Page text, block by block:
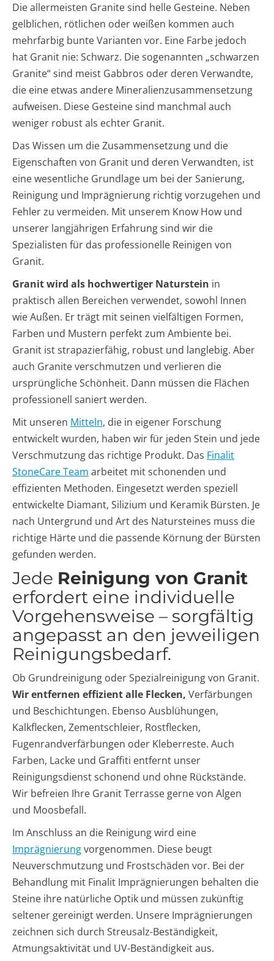
Die allermeisten Granite sind helle Gesteine. Neben
gelblichen, rötlichen oder weißen kommen auch
mehrfarbig bunte Varianten vor. Eine Farbe jedoch
hat Granit nie: Schwarz. Die sogenannten „schwarzen
Granite“ sind meist Gabbros oder deren Verwandte,
die eine etwas andere Mineralienzusammensetzung
aufweisen. Diese Gesteine sind manchmal auch
weniger robust als echter Granit.
Das Wissen um die Zusammensetzung und die
Eigenschaften von Granit und deren Verwandten, ist
eine wesentliche Grundlage um bei der Sanierung,
Reinigung und Imprägnierung richtig vorzugehen und
Fehler zu vermeiden. Mit unserem Know How und
unserer langjährigen Erfahrung sind wir die
Spezialisten für das professionelle Reinigen von
Granit.
Granit wird als hochwertiger Naturstein in
praktisch allen Bereichen verwendet, sowohl Innen
wie Außen. Er trägt mit seinen vielfältigen Formen,
Farben und Mustern perfekt zum Ambiente bei.
Granit ist strapazierfähig, robust und langlebig. Aber
auch Granite verschmutzen und verlieren die
ursprüngliche Schönheit. Dann müssen die Flächen
professionell saniert werden.
Mit unseren Mitteln, die in eigener Forschung
entwickelt wurden, haben wir für jeden Stein und jede
Verschmutzung das richtige Produkt. Das Finalit
StoneCare Team arbeitet mit schonenden und
effizienten Methoden. Eingesetzt werden speziell
entwickelte Diamant, Silizium und Keramik Bürsten. Je
nach Untergrund und Art des Natursteines muss die
richtige Härte und die passende Körnung der Bürsten
gefunden werden.
Jede Reinigung von Granit
erfordert eine individuelle
Vorgehensweise – sorgfältig
angepasst an den jeweiligen
Reinigungsbedarf.
Ob Grundreinigung oder Spezialreinigung von Granit.
Wir entfernen effizient alle Flecken, Verfärbungen
und Beschichtungen. Ebenso Ausblühungen,
Kalkflecken, Zementschleier, Rostflecken,
Fugenrandverfärbungen oder Kleberreste. Auch
Farben, Lacke und Graffiti entfernt unser
Reinigungsdienst schonend und ohne Rückstände.
Wir befreien Ihre Granit Terrasse gerne von Algen
und Moosbefall.
Im Anschluss an die Reinigung wird eine
Imprägnierungvorgenommen. Diese beugt
Neuverschmutzung und Frostschäden vor. Bei der
Behandlung mit Finalit Imprägnierungen behalten die
Steine ihre natürliche Optik und müssen zukünftig
seltener gereinigt werden. Unsere Imprägnierungen
zeichnen sich durch Streusalz-Beständigkeit,
Atmungsaktivität und UV-Beständigkeit aus.